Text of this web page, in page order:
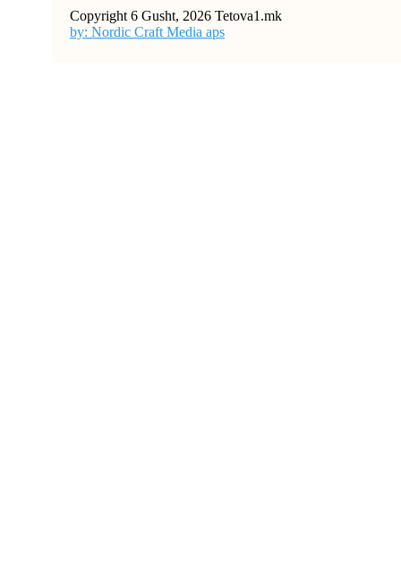
Copyright 6 Gusht, 2026 Tetova1.mk
by: Nordic Craft Media aps